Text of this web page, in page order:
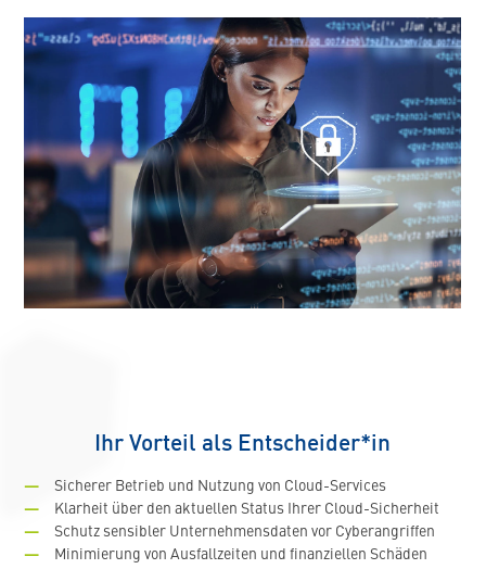
Ihr Vorteil als Entscheider*in
Sicherer Betrieb und Nutzung von Cloud-Services
Klarheit über den aktuellen Status Ihrer Cloud-Sicherheit
Schutz sensibler Unternehmensdaten vor Cyberangriffen
Minimierung von Ausfallzeiten und finanziellen Schäden